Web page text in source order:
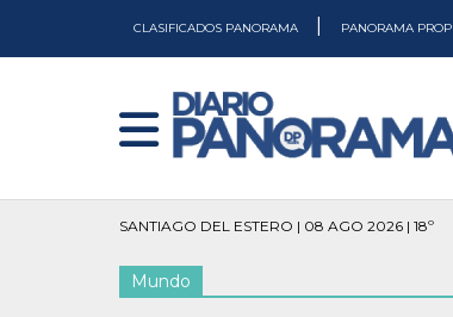
CLASIFICADOS PANORAMA PANORAMA PROP
SANTIAGO DEL ESTERO | 08 AGO 2026 | 18º
Mundo